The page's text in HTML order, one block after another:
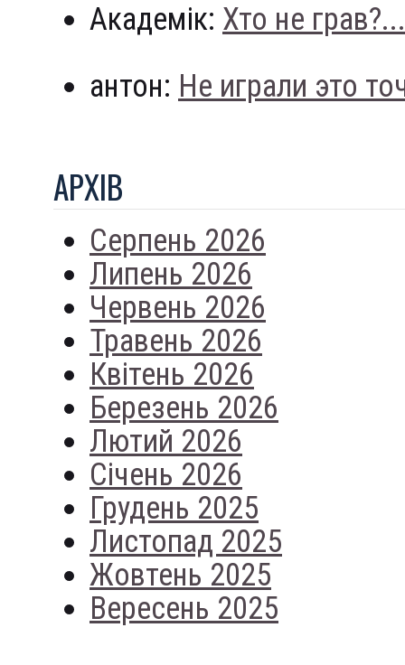
Академік: Хто не грав?...
антон: Не играли это
АРХIВ
Серпень 2026
Липень 2026
Червень 2026
Травень 2026
Квітень 2026
Березень 2026
Лютий 2026
Січень 2026
Грудень 2025
Листопад 2025
Жовтень 2025
Вересень 2025